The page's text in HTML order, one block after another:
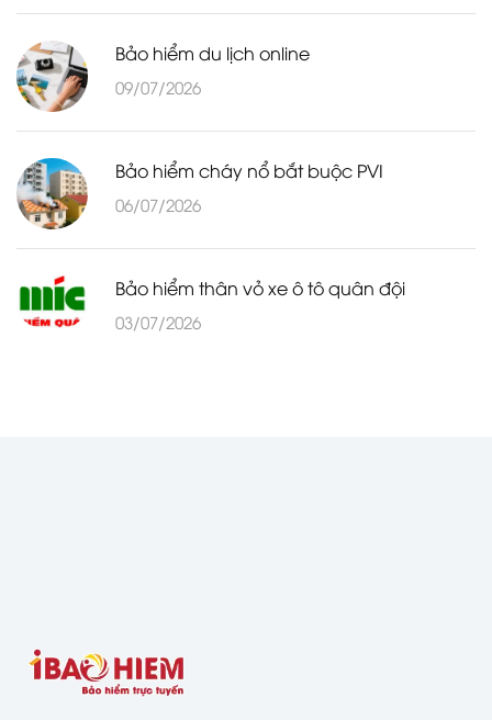
Bảo hiểm du lịch online
09/07/2026
Bảo hiểm cháy nổ bắt buộc PVI
06/07/2026
Bảo hiểm thân vỏ xe ô tô quân đội
03/07/2026